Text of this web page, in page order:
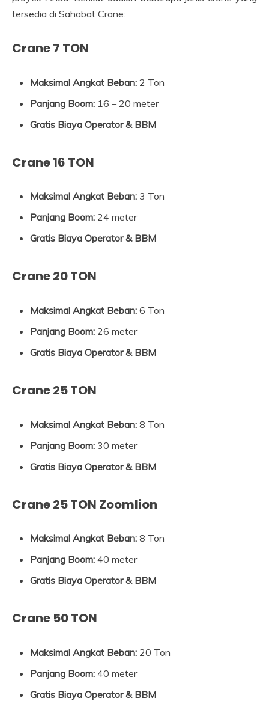
tersedia di Sahabat Crane:
Crane 7 TON
Maksimal Angkat Beban: 2 Ton
Panjang Boom: 16 – 20 meter
Gratis Biaya Operator & BBM
Crane 16 TON
Maksimal Angkat Beban: 3 Ton
Panjang Boom: 24 meter
Gratis Biaya Operator & BBM
Crane 20 TON
Maksimal Angkat Beban: 6 Ton
Panjang Boom: 26 meter
Gratis Biaya Operator & BBM
Crane 25 TON
Maksimal Angkat Beban: 8 Ton
Panjang Boom: 30 meter
Gratis Biaya Operator & BBM
Crane 25 TON Zoomlion
Maksimal Angkat Beban: 8 Ton
Panjang Boom: 40 meter
Gratis Biaya Operator & BBM
Crane 50 TON
Maksimal Angkat Beban: 20 Ton
Panjang Boom: 40 meter
Gratis Biaya Operator & BBM